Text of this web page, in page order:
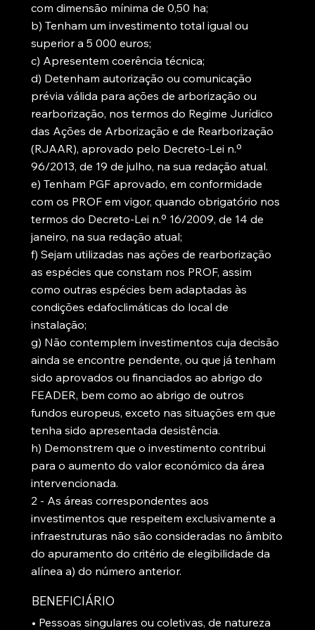
com dimensão mínima de 0,50 ha;
b) Tenham um investimento total igual ou
superior a 5 000 euros;
c) Apresentem coerência técnica;
d) Detenham autorização ou comunicação
prévia válida para ações de arborização ou
rearborização, nos termos do Regime Jurídico
das Ações de Arborização e de Rearborização
(RJAAR), aprovado pelo Decreto-Lei n.º
96/2013, de 19 de julho, na sua redação atual.
e) Tenham PGF aprovado, em conformidade
com os PROF em vigor, quando obrigatório nos
termos do Decreto-Lei n.º 16/2009, de 14 de
janeiro, na sua redação atual;
f) Sejam utilizadas nas ações de rearborização
as espécies que constam nos PROF, assim
como outras espécies bem adaptadas às
condições edafoclimáticas do local de
instalação;
g) Não contemplem investimentos cuja decisão
ainda se encontre pendente, ou que já tenham
sido aprovados ou financiados ao abrigo do
FEADER, bem como ao abrigo de outros
fundos europeus, exceto nas situações em que
tenha sido apresentada desistência.
h) Demonstrem que o investimento contribui
para o aumento do valor económico da área
intervencionada.
2 - As áreas correspondentes aos
investimentos que respeitem exclusivamente a
infraestruturas não são consideradas no âmbito
do apuramento do critério de elegibilidade da
alínea a) do número anterior.
BENEFICIÁRIO
• Pessoas singulares ou coletivas, de natureza